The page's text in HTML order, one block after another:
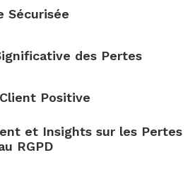
Sécurisée
des Pertes
Positive
et Insights sur les Pertes
RGPD